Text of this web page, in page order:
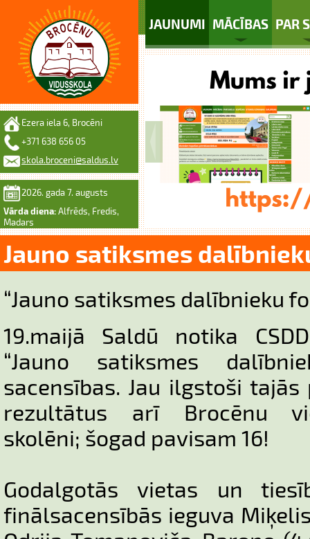
JAUNUMI MĀCĪBAS PAR
Ezera iela 6, Brocēni
+371 638 656 05
skola.broceni@saldus.lv
2026. gada 7. augusts
Vārda diena: Alfrēds, Fredis,
Madars
Jauno satiksmes
“Jauno satiksmes dalībnieku
19.maijā Saldū notika
“Jauno satiksmes
sacensības. Jau ilgstoši
rezultātus arī Brocēnu
skolēni; šogad pavisam 16!
Godalgotās vietas un
finālsacensībās ieguva